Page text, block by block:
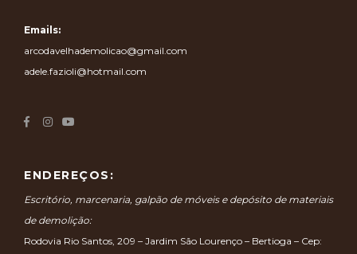
Emails:
arcodavelhademolicao@gmail.com
adele.fazioli@hotmail.com
ENDEREÇOS:
Escritório, marcenaria, galpão de móveis e depósito de materiais
de demolição:
Rodovia Rio Santos, 209 – Jardim São Lourenço – Bertioga – Cep: